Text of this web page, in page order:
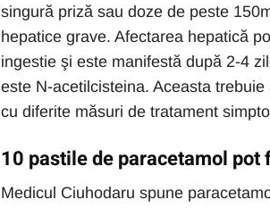
singură priză sau doze de peste
hepatice grave. Afectarea hepatică
ingestie şi este manifestă după 2-4
este N-acetilcisteina. Aceasta
cu diferite măsuri de tratament
10 pastile de paracetamol pot
Medicul Ciuhodaru spune